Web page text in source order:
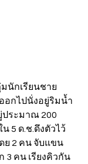
มนักเรียนชาย
อกไปนั่งอยู่ริมน้ำ
ประมาณ 200
5 ด.ช.ดึงตัวไว้
ย 2 คน จับแขน
3 คน เรียงคิวกัน